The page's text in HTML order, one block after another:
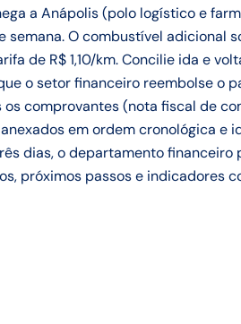
a Anápolis (polo logístico e
O combustível adicional
de R$ 1,10/km. Concilie ida e
o setor financeiro reembolse o
comprovantes (nota fiscal de
em ordem cronológica e
dias, o departamento
próximos passos e indicadores